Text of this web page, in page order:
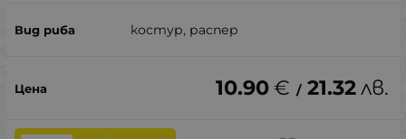
костур, распер
10.90€ / 21.32лв.